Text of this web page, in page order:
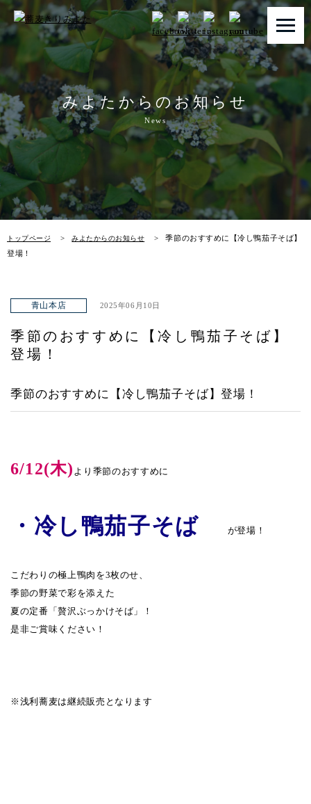
みよたからのお知らせ
News
トップページ みよたからのお知らせ
季節のおすすめに【冷し鴨茄子そば】
登場！
トップページ
みよたとは
みよたのこだわり
畑だより
メニュー
青山本店 2025年06月10日
季節のおすすめに【冷し鴨茄子そば】
登場！
季節のおすすめに【冷し鴨茄子そば】登場！
6/12(木) より季節のおすすめに
・冷し鴨茄子そば が登場！
こだわりの極上鴨肉を3枚のせ、
季節の野菜で彩を添えた
夏の定番「贅沢ぶっかけそば」！
是非ご賞味ください！
※浅利蕎麦は継続販売となります